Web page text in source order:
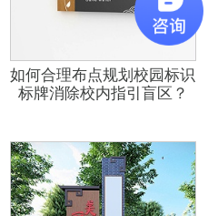
如何合理布点规划校园标识
标牌消除校内指引盲区？